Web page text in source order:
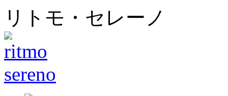
リトモ・セレーノ